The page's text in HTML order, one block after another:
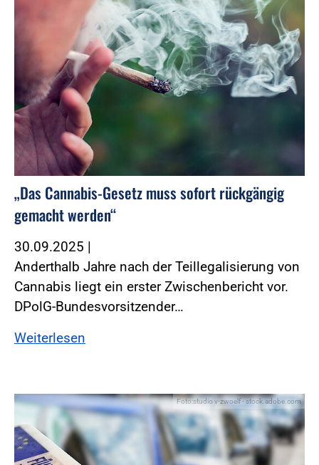
„Das Cannabis-Gesetz muss sofort rückgängig
gemacht werden“
30.09.2025 |
Anderthalb Jahre nach der Teillegalisierung von
Cannabis liegt ein erster Zwischenbericht vor.
DPolG-Bundesvorsitzender…
Weiterlesen
Foto:studio v-zwoelf - stock.adobe.com